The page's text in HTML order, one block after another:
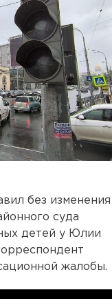
без изменения
суда
детей у Юлии
жалобы.